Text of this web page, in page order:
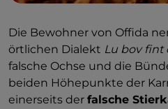
Die Bewohner von Offida
örtlichen Dialekt Lu bov fint
falsche Ochse und die
beiden Höhepunkte der
einerseits der falsche